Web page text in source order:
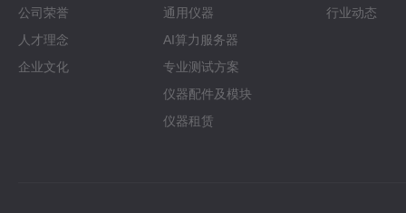
公司荣誉
人才理念
企业文化
通用仪器
AI算力服务器
专业测试方案
仪器配件及模块
仪器租赁
行业动态